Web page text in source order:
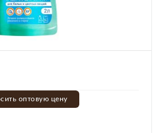
оптовую цену